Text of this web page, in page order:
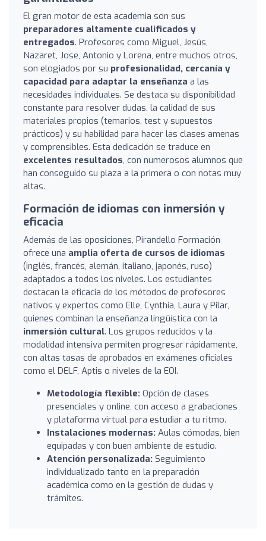
El gran motor de esta academia son sus
preparadores altamente cualificados y
entregados. Profesores como Miguel, Jesús,
Nazaret, Jose, Antonio y Lorena, entre muchos otros,
son elogiados por su profesionalidad, cercanía y
capacidad para adaptar la enseñanza a las
necesidades individuales. Se destaca su disponibilidad
constante para resolver dudas, la calidad de sus
materiales propios (temarios, test y supuestos
prácticos) y su habilidad para hacer las clases amenas
y comprensibles. Esta dedicación se traduce en
excelentes resultados, con numerosos alumnos que
han conseguido su plaza a la primera o con notas muy
altas.
Formación de idiomas con inmersión y
eficacia
Además de las oposiciones, Pirandello Formación
ofrece una amplia oferta de cursos de idiomas
(inglés, francés, alemán, italiano, japonés, ruso)
adaptados a todos los niveles. Los estudiantes
destacan la eficacia de los métodos de profesores
nativos y expertos como Elle, Cynthia, Laura y Pilar,
quienes combinan la enseñanza lingüística con la
inmersión cultural. Los grupos reducidos y la
modalidad intensiva permiten progresar rápidamente,
con altas tasas de aprobados en exámenes oficiales
como el DELF, Aptis o niveles de la EOI.
Metodología flexible: Opción de clases
presenciales y online, con acceso a grabaciones
y plataforma virtual para estudiar a tu ritmo.
Instalaciones modernas: Aulas cómodas, bien
equipadas y con buen ambiente de estudio.
Atención personalizada: Seguimiento
individualizado tanto en la preparación
académica como en la gestión de dudas y
trámites.